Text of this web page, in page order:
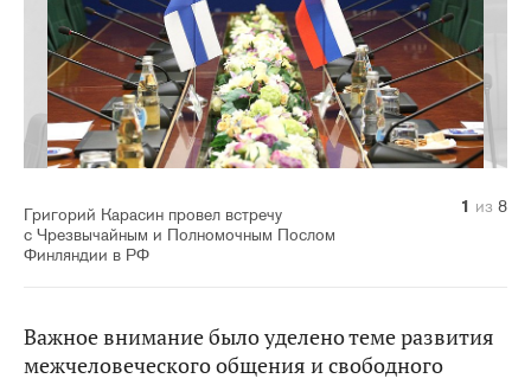
Григорий Карасин провел встречу
с Чрезвычайным и Полномочным Послом
Финляндии в РФ
1 из 8
2 из 8
3 из 8
4 из 8
5 из 8
6 из 8
7 из 8
8 из 8
Важное внимание было уделено теме развития
межчеловеческого общения и свободного